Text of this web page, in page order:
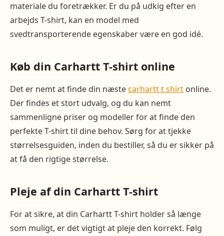
materiale du foretrækker. Er du på udkig efter en
arbejds T-shirt, kan en model med
svedtransporterende egenskaber være en god idé.
Køb din Carhartt T-shirt online
Det er nemt at finde din næstecarhartt t shirt online.
Der findes et stort udvalg, og du kan nemt
sammenligne priser og modeller for at finde den
perfekte T-shirt til dine behov. Sørg for at tjekke
størrelsesguiden, inden du bestiller, så du er sikker på
at få den rigtige størrelse.
Pleje af din Carhartt T-shirt
For at sikre, at din Carhartt T-shirt holder så længe
som muligt, er det vigtigt at pleje den korrekt. Følg